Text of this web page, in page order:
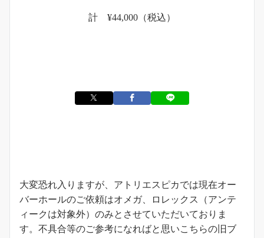
計 ¥44,000（税込）
大変恐れ入りますが、アトリエスピカでは現在オー
バーホールのご依頼はオメガ、ロレックス（アンテ
ィークは対象外）のみとさせていただいておりま
す。不具合等のご参考になればと思いこちらの旧ブ